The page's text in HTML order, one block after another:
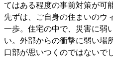
てはある程度の事前対策が可
先ずは、ご自身の住まいのウ
一歩。住宅の中で、災害に弱
い。外部からの衝撃に弱い場
口部が思いつくのではないで